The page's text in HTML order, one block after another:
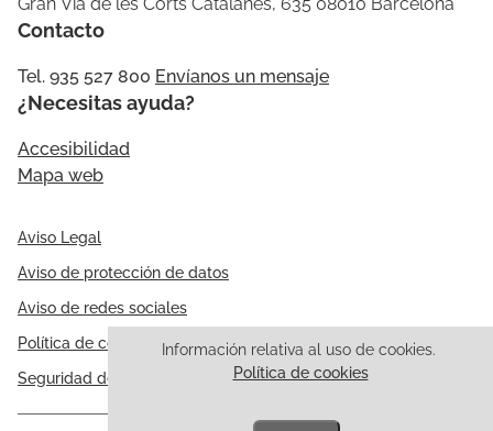
Información relativa al uso de cookies.
Política de cookies
Contacto
Tel. 935 527 800 Envíanos un mensaje
¿Necesitas ayuda?
Accesibilidad
Mapa web
Aviso Legal
Aviso de protección de datos
Aviso de redes sociales
Política de cookies
Seguridad de la información